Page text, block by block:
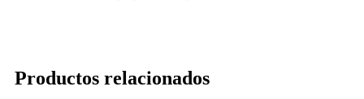
Productos relacionados